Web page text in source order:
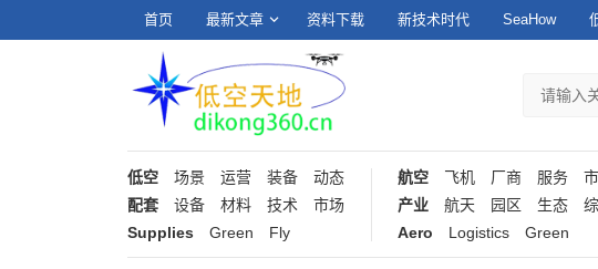
首页 最新文章 资料下载 新技术时代 SeaHow
低空 场景 运营 装备
动态
配套
设备 材料 技术
市场
Supplies
Green Fly
航空 飞机 厂商 服务
产业
航天 园区 生态
Aero
Logistics Green